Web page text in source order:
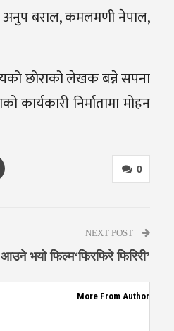
अनुप बराल, कमलमणी नेपाल,
छोराको लेखक बन्ने सपना
निर्मातामा मोहन
0
NEXT POST
भयो फिल्म‘फिरफिरे फिरिरी’
More From Author